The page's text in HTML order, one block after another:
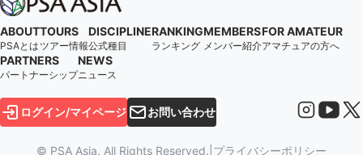
ABOUT
PSAとは
TOURS
ツアー情報
DISCIPLINE
公式種目
RANKING
ランキング
MEMBERS
メンバー紹介
FOR AMATEUR
アマチュアの方へ
PARTNERS
パートナーシップ
NEWS
ニュース
ログイン/マイページ お問い合わせ
© PSA Asia. All Rights Reserved. プライバシーポリシー